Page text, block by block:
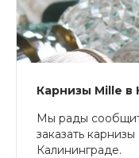
Карнизы Mille в
Мы рады
заказать
Калининграде.